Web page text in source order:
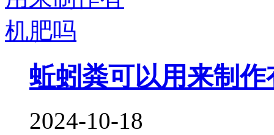
蚯蚓粪可以用来制作
2024-10-18